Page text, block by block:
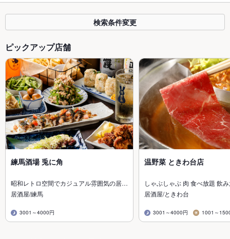
検索条件変更
ピックアップ店舗
練馬酒場 兎に角
昭和レトロ空間でカジュアル雰囲気の居…
居酒屋/練馬
3001～4000円
温野菜 ときわ台店
しゃぶしゃぶ 肉 食べ放題 飲
居酒屋/ときわ台
3001～4000円 1001～